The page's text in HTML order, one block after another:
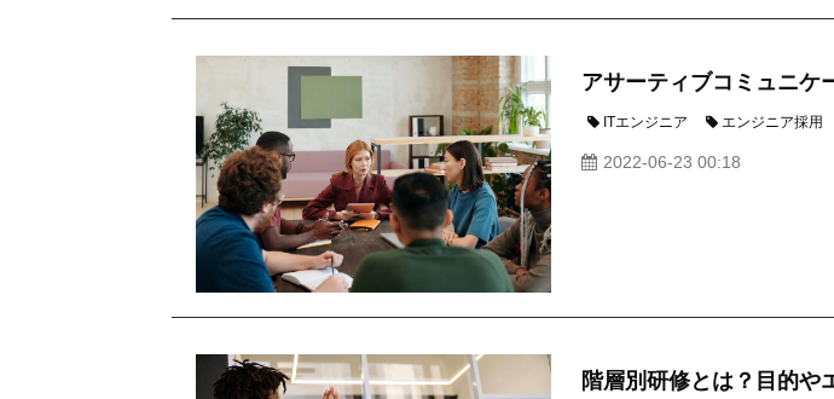
アサーティブコミュニケ
ITエンジニア エンジニア採用
2022-06-23 00:18
階層別研修とは？目的や